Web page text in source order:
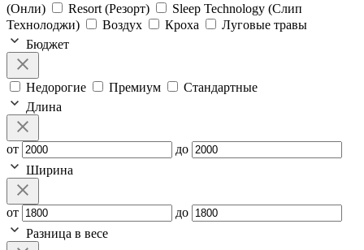
(Онли)
Resort (Резорт)
Sleep Technology (Слип
Технолоджи)
Воздух Кроха
Луговые травы
Бюджет
Недорогие Премиум
Стандартные
Длина
от
до
Ширина
от
до
Разница в весе